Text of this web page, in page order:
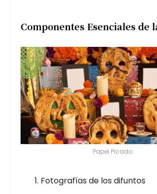
Componentes Esenciales de
Papel Picado
Fotografías de los difuntos